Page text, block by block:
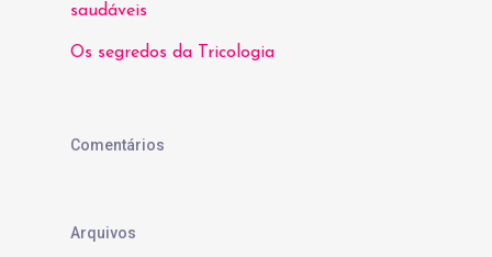
saudáveis
Os segredos da Tricologia
Comentários
Arquivos